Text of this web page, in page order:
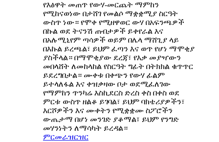
የእፅዋት መጠጥ የውሃ-መርጨት ማምከን
የሚከናወነው በታሸገ የመልሶ ማቋቋሚያ ስርዓት
ውስጥ ነው። የሞቀ የሚዘዋወር ውሃ በአፍንጫዎች
በኩል ወደ ትናንሽ ጠብታዎች ይቀየራል እና
በአሉሚኒየም ጣሳዎች ወይም በሌላ ማሸጊያ ላይ
በእኩል ይረጫል፣ ይህም ፈጣን እና ወጥ የሆነ ማሞቂያ
ያስችላል። በማሞቂያው ደረጃ፣ የእቃ መያዣውን
መበላሸት ለመከላከል የስርዓት ግፊት በትክክል ቁጥጥር
ይደረግበታል። ሙቀቱ በቀጭን የውሃ ፊልም
ይተላለፋል እና ቀዝቃዛው ቦታ ወደሚፈለገው
የማምከን ጥንካሬ እስኪደርስ ድረስ ቀስ በቀስ ወደ
ምርቱ ውስጥ ዘልቆ ይገባል፣ ይህም ባክቴሪያዎችን፣
እርሾዎችን እና ሙቀትን የሚቋቋሙ ስፖሮችን
ውጤታማ በሆነ መንገድ ያቆማል፣ ይህም የንግድ
መሃንነትን ለማሳካት ይረዳል።
ምርመራዝርዝር